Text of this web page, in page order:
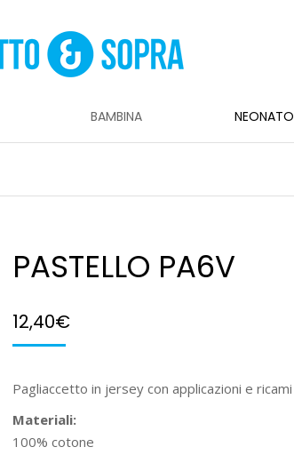
BAMBINA NEONATO
PASTELLO PA6V
12,40€
Pagliaccetto in jersey con applicazioni e ricami
Materiali:
100% cotone